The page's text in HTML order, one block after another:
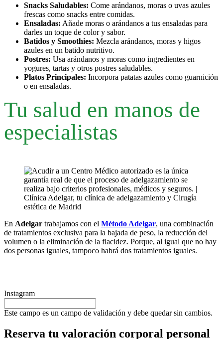
Snacks Saludables: Come arándanos, moras o uvas azules
frescas como snacks entre comidas.
Ensaladas: Añade moras o arándanos a tus ensaladas para
darles un toque de color y sabor.
Batidos y Smoothies: Mezcla arándanos, moras y higos
azules en un batido nutritivo.
Postres: Usa arándanos y moras como ingredientes en
yogures, tartas y otros postres saludables.
Platos Principales: Incorpora patatas azules como guarnición
o en ensaladas.
Tu salud en manos de
especialistas
En Adelgar trabajamos con el Método Adelgar, una combinación
de tratamientos exclusiva para la bajada de peso, la reducción del
volumen o la eliminación de la flacidez. Porque, al igual que no hay
dos personas iguales, tampoco habrá dos tratamientos iguales.
Instagram
Este campo es un campo de validación y debe quedar sin cambios.
Reserva tu valoración corporal personal